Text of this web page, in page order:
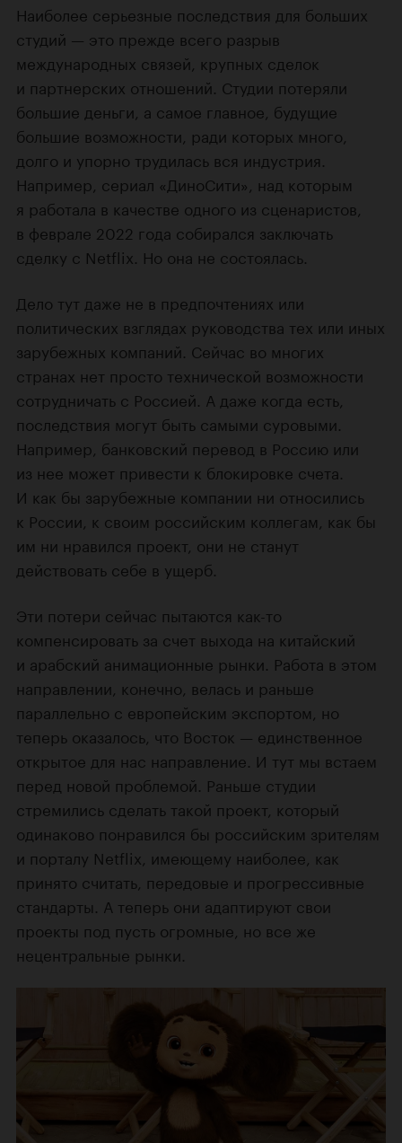
Наиболее серьезные последствия для больших
студий — это прежде всего разрыв
международных связей, крупных сделок
и партнерских отношений. Студии потеряли
большие деньги, а самое главное, будущие
большие возможности, ради которых много,
долго и упорно трудилась вся индустрия.
Например, сериал «ДиноСити», над которым
я работала в качестве одного из сценаристов,
в феврале 2022 года собирался заключать
сделку с Netflix. Но она не состоялась.
Дело тут даже не в предпочтениях или
политических взглядах руководства тех или иных
зарубежных компаний. Сейчас во многих
странах нет просто технической возможности
сотрудничать с Россией. А даже когда есть,
последствия могут быть самыми суровыми.
Например, банковский перевод в Россию или
из нее может привести к блокировке счета.
И как бы зарубежные компании ни относились
к России, к своим российским коллегам, как бы
им ни нравился проект, они не станут
действовать себе в ущерб.
Эти потери сейчас пытаются как-то
компенсировать за счет выхода на китайский
и арабский анимационные рынки. Работа в этом
направлении, конечно, велась и раньше
параллельно с европейским экспортом, но
теперь оказалось, что Восток — единственное
открытое для нас направление. И тут мы встаем
перед новой проблемой. Раньше студии
стремились сделать такой проект, который
одинаково понравился бы российским зрителям
и порталу Netflix, имеющему наиболее, как
принято считать, передовые и прогрессивные
стандарты. А теперь они адаптируют свои
проекты под пусть огромные, но все же
нецентральные рынки.